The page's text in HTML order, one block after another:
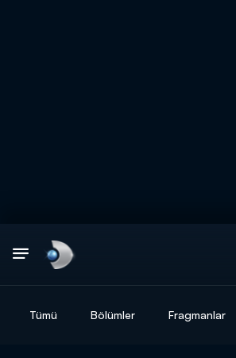
Tümü Bölümler Fragmanlar